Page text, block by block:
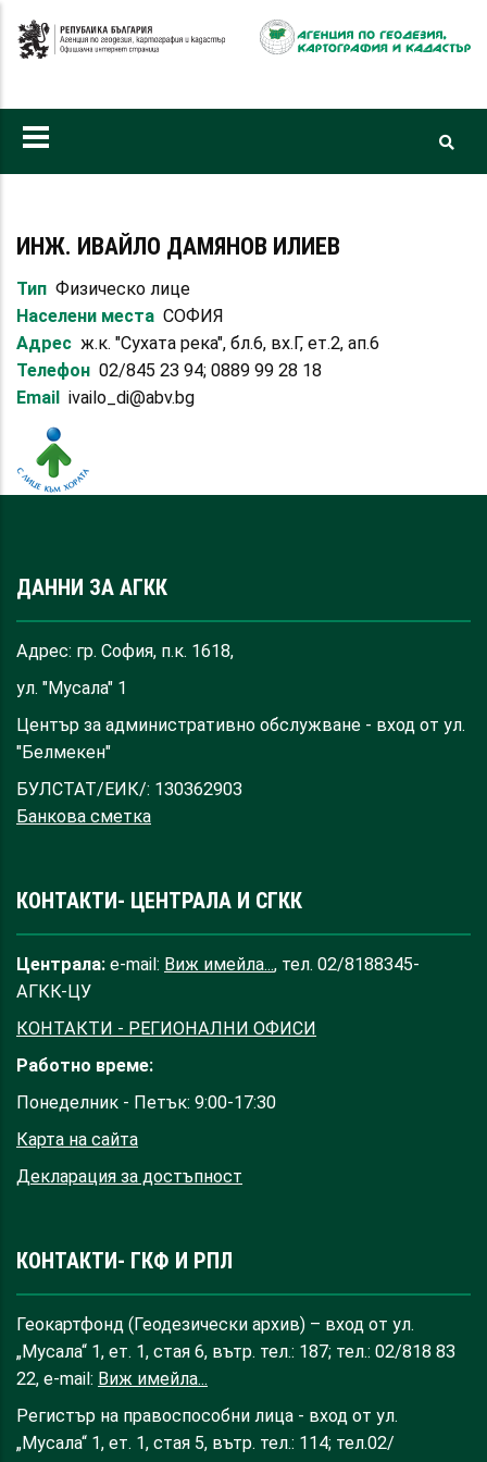
към
ИНЖ. ИВАЙЛО ДАМЯНОВ ИЛИЕВ
Тип Физическо лице
Населени места СОФИЯ
Адрес ж.к. "Сухата река", бл.6, вх.Г, ет.2, ап.6
Телефон 02/845 23 94; 0889 99 28 18
Email
ivailo_di@abv.bg
ДАННИ ЗА АГКК
Адрес: гр. София, п.к. 1618,
ул. "Мусала" 1
Център за административно обслужване - вход от ул.
"Белмекен"
БУЛСТАТ/ЕИК/: 130362903
Банкова сметка
КОНТАКТИ- ЦЕНТРАЛА И СГКК
Централа: e-mail: Виж имейла..., тел. 02/8188345-
АГКК-ЦУ
КОНТАКТИ - РЕГИОНАЛНИ ОФИСИ
Работно време:
Понеделник - Петък: 9:00-17:30
Карта на сайта
Декларация за достъпност
КОНТАКТИ- ГКФ И РПЛ
Геокартфонд (Геодезически архив) – вход от ул.
„Мусала“ 1, ет. 1, стая 6, вътр. тел.: 187; тел.: 02/818 83
22, e-mail: Виж имейла...
Регистър на правоспособни лица - вход от ул.
„Мусала“ 1, ет. 1, стая 5, вътр. тел.: 114; тел.02/